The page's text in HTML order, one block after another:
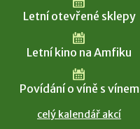
Letní otevřené sklepy
Letní kino na Amfiku
Povídání o víně s vínem
celý kalendář akcí